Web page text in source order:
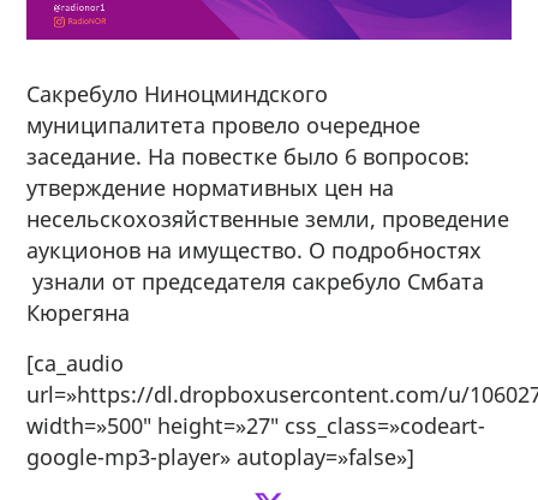
Сакребуло Ниноцминдского
муниципалитета провело очередное
заседание. На повестке было 6 вопросов:
утверждение нормативных цен на
несельскохозяйственные земли, проведение
аукционов на имущество. О подробностях
узнали от председателя сакребуло Смбата
Кюрегяна
[ca_audio
url=»https://dl.dropboxusercontent.com/u/
width=»500″ height=»27″ css_class=»codeart-
google-mp3-player» autoplay=»false»]